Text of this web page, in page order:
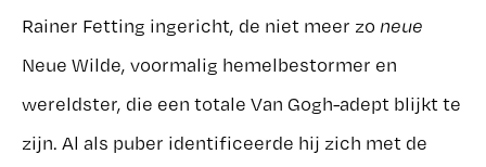
Rainer Fetting ingericht, de niet meer zo neue
Neue Wilde, voormalig hemelbestormer en
wereldster, die een totale Van Gogh-adept blijkt te
zijn. Al als puber identificeerde hij zich met de